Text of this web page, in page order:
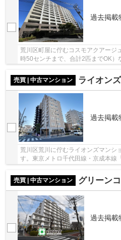
過去掲載
荒川区町屋に佇むコスモアクアージ
時50センチまで、合計2匹までOK）
売買 | 中古マンション
ライオン
過去掲載
荒川区荒川に佇むライオンズマンシ
す。東京メトロ千代田線・京成本線
売買 | 中古マンション
グリーン
過去掲載